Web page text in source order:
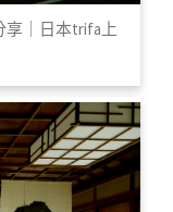
享｜日本trifa上